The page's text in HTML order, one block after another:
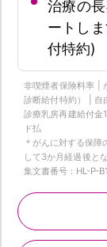
治療の
ートし
付特約)
非喫煙者保険料率 |
診断給付特約） | 自
診療乳房再建給付金
ド払
＊がんに対する保
して3か月経過後と
集文書番号：HL-P-